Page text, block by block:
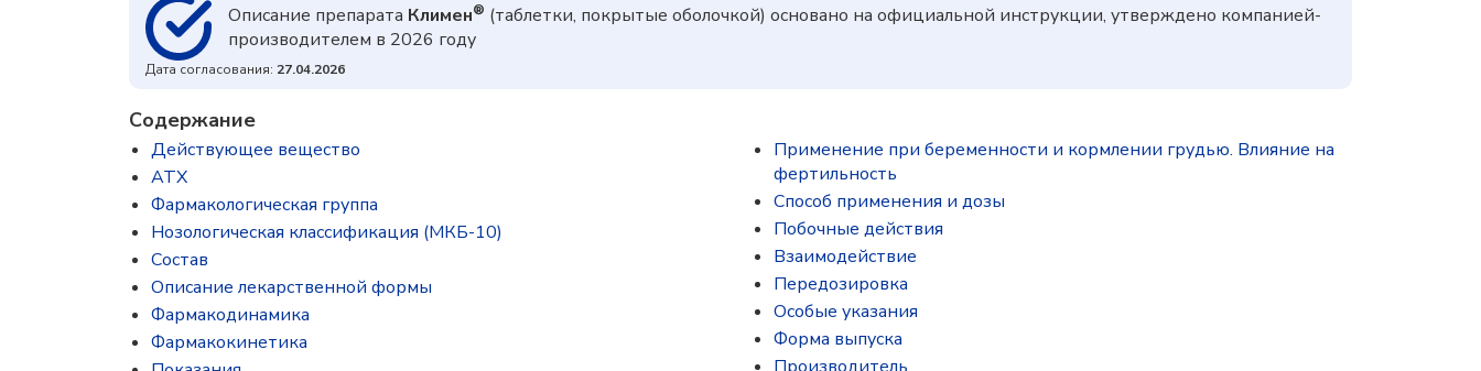
Описание препарата Климен® (таблетки, покрытые оболочкой) основано на официальной инструкции, утверждено компанией-
производителем в 2026 году
Дата согласования: 27.04.2026
Содержание
Действующее вещество
ATX
Фармакологическая группа
Нозологическая классификация (МКБ-10)
Состав
Описание лекарственной формы
Фармакодинамика
Фармакокинетика
Применение при беременности и кормлении грудью. Влияние на
фертильность
Способ применения и дозы
Побочные действия
Взаимодействие
Передозировка
Особые указания
Форма выпуска